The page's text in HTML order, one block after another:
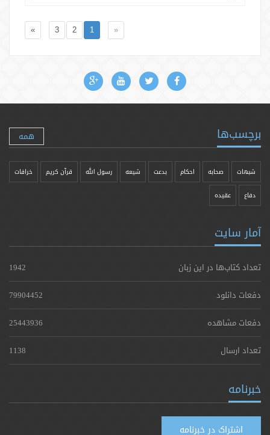
«
1
2
3
»
برچسب‌ها همه
شبهات صحابه احکام بدعت شیعه رسول الله قرآن کریم خرافات
دفاع عقیده
آمار سایت
تعداد کتاب‌ها در این زبان
1942
دفعات دانلود
79904452
دفعات مشاهده
25443936
تعداد ارسال
1138
خبرنامه
اشتراک در خبرنامه